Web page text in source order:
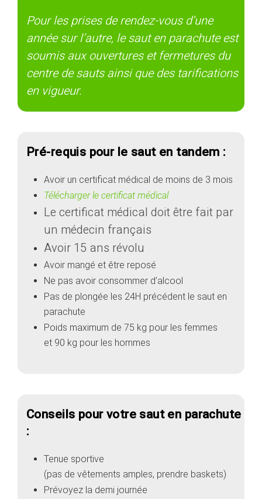
Pour les prises de rendez-vous d’une
année sur l’autre, le saut en parachute est
soumis aux ouvertures et fermetures du
centre de sauts ainsi que des tarifications
en vigueur.
Pré-requis pour le saut en tandem :
Avoir un certificat médical de moins de 3 mois
Télécharger le certificat médical
Le certificat médical doit être fait par
un médecin français
Avoir 15 ans révolu
Avoir mangé et être reposé
Ne pas avoir consommer d’alcool
Pas de plongée les 24H précédent le saut en
parachute
Poids maximum de 75 kg pour les femmes
et 90 kg pour les hommes
Conseils pour votre saut en parachute
:
Tenue sportive
(pas de vêtements amples, prendre baskets)
Prévoyez la demi journée